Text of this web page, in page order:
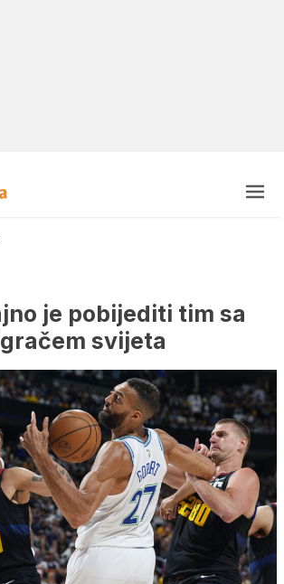
je pobijediti tim sa
svijeta